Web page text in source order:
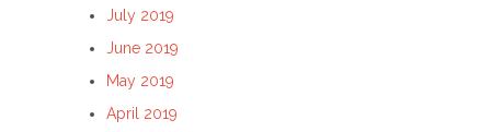
July 2019
June 2019
May 2019
April 2019